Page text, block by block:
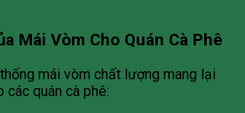
Mái Vòm Cho Quán Cà Phê
mái vòm chất lượng mang lại
các quán cà phê: